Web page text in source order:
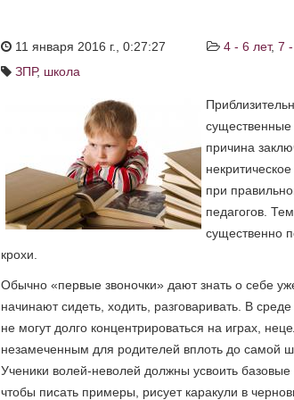
11 января 2016 г., 0:27:27 4 - 6 лет, 7
ЗПР, школа
причина
при
педагогов.
существенно
крохи.
Обычно «первые звоночки» дают знать о себе
начинают сидеть, ходить, разговаривать. В
не могут долго концентрироваться на играх,
незамеченным для родителей вплоть до самой
Ученики волей-неволей должны усвоить базовые
чтобы писать примеры, рисует каракули в